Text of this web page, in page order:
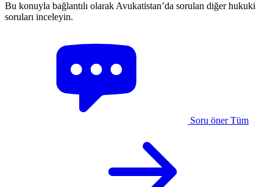
Bu konuyla bağlantılı olarak Avukatistan’da sorulan diğer hukuki
soruları inceleyin.
Soru öner Tüm